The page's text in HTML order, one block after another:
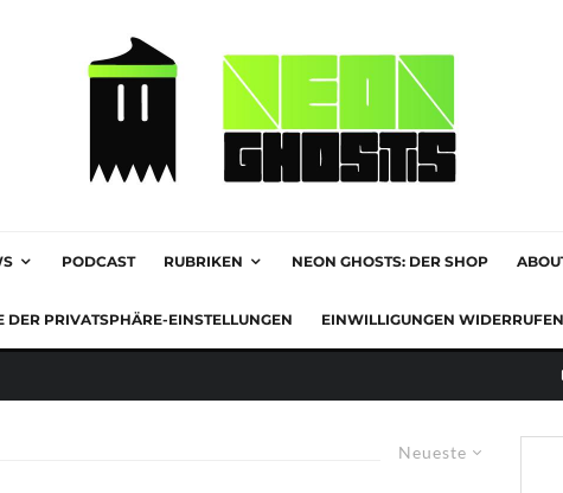
PODCAST RUBRIKEN NEON GHOSTS: DER SHOP
DER PRIVATSPHÄRE-EINSTELLUNGEN EINWILLIGUNGEN WIDERRUFEN
Neueste